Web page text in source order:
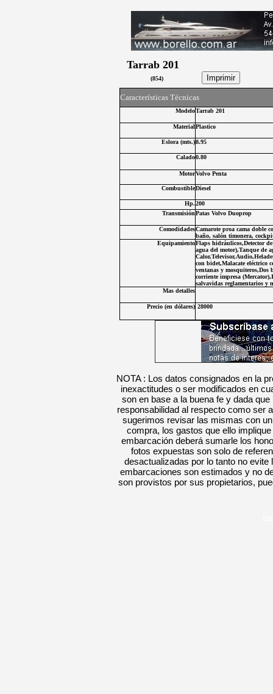
Tarrab 201
(854)
Características Técnicas
ModeloTarrab 201
MaterialPlastico
Eslora (mts.)8.95
Calado0.80
MotorVolvo Penta
CombustibleDiesel
Hp.200
TransmisiónPatas Volvo Duoprop
ComodidadesCamarote proa cama doble
baño, salón timonera,
EquipamientoFlaps hidráulicos,Detector
agua del motor),Tanque de
con bidet,Malacate eléctrico
ventanas y mosquiteros,Dos
corriente impresa
salvavidas reglamentarios y
Mas detalles
Precio (en dólares) 28000
NOTA : Los datos consignados en la
inexactitudes o ser modificados en
son en base a la buena fe y dada
responsabilidad al respecto como ser
sugerimos revisar las mismas con
compra, los gastos que ello
embarcación deberá sumarle los
fotos expuestas son solo de
desactualizadas por lo tanto no
embarcaciones son estimados y no
son provistos por sus propietarios,